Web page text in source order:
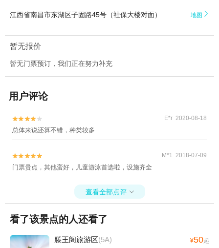
江西省南昌市东湖区子固路45号（社保大楼对面） 地图 
暂无报价
暂无门票预订，我们正在努力补充
用户评论

 E*r 2020-08-18
总体来说还算不错，种类较多

 M*1 2018-07-09
门票贵点，其他蛮好，儿童游泳首选啦，设施齐全
查看全部点评 
看了该景点的人还看了
滕王阁旅游区(5A) ¥50起